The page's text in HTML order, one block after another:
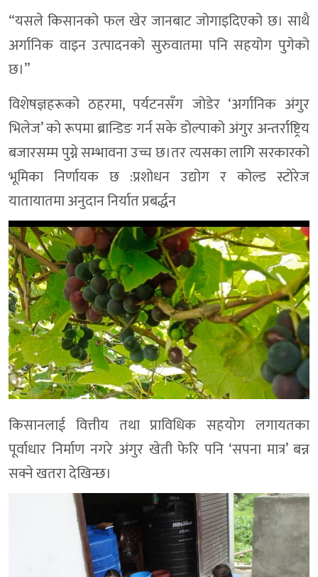
“यसले किसानको फल खेर जानबाट जोगाइदिएको छ। साथै
अर्गानिक वाइन उत्पादनको सुरुवातमा पनि सहयोग पुगेको
छ।”
विशेषज्ञहरूको ठहरमा, पर्यटनसँग जोडेर ‘अर्गानिक अंगुर
भिलेज’ को रूपमा ब्रान्डिङ गर्न सके डोल्पाको अंगुर अन्तर्राष्ट्रिय
बजारसम्म पुग्ने सम्भावना उच्च छ।तर त्यसका लागि सरकारको
भूमिका निर्णायक छ :प्रशोधन उद्योग र कोल्ड स्टोरेज
यातायातमा अनुदान निर्यात प्रबर्द्धन
किसानलाई वित्तीय तथा प्राविधिक सहयोग लगायतका
पूर्वाधार निर्माण नगरे अंगुर खेती फेरि पनि ‘सपना मात्र’ बन्न
सक्ने खतरा देखिन्छ।